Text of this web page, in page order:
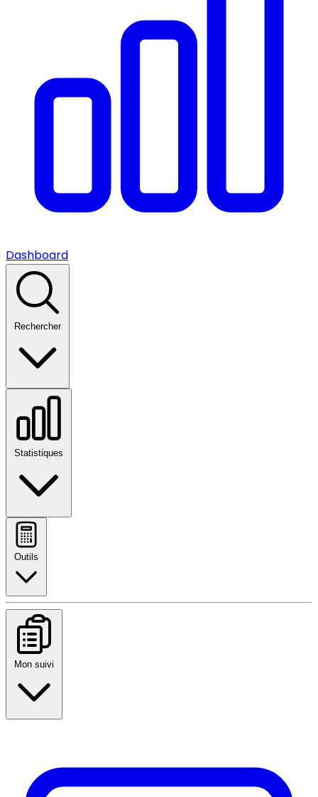
Dashboard
Rechercher
Statistiques
Outils
Mon suivi